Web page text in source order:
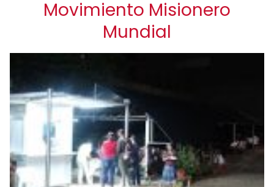
Movimiento Misionero
Mundial